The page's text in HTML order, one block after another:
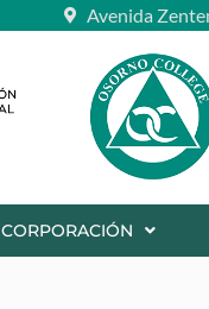
Avenida
CORPORACIÓN